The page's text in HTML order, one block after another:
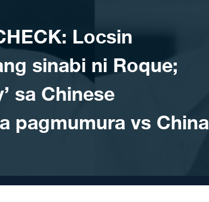
Locsin
sinabi ni Roque;
sa Chinese
pagmumura vs China